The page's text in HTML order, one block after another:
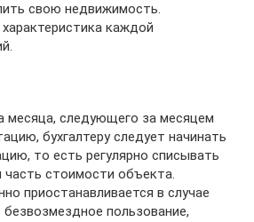
свою недвижимость.
каждой
месяца, следующего за месяцем
бухгалтеру следует начинать
то есть регулярно списывать
стоимости объекта.
приостанавливается в случае
пользование,